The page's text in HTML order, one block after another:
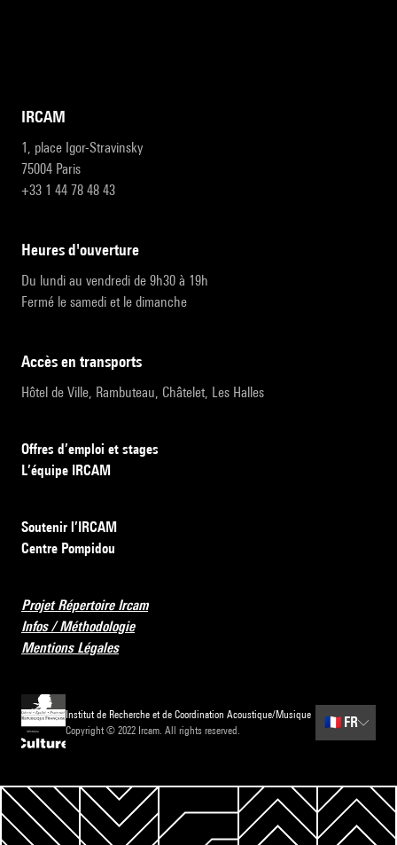
IRCAM
1, place Igor-Stravinsky
75004 Paris
+33 1 44 78 48 43
heures d'ouverture
Du lundi au vendredi de 9h30 à 19h
Fermé le samedi et le dimanche
accès en transports
Hôtel de Ville, Rambuteau, Châtelet, Les Halles
Offres d’emploi et stages
L’équipe IRCAM
Soutenir l’IRCAM
Centre Pompidou
Projet Répertoire Ircam
Infos / Méthodologie
Mentions Légales
Institut de Recherche et de Coordination Acoustique/Musique
Copyright © 2022 Ircam. All rights reserved.
🇫🇷 FR